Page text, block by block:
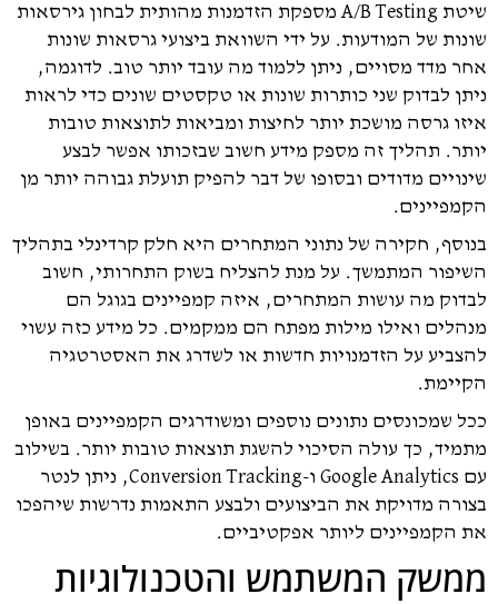
שיטת A/B Testing מספקת הזדמנות מהותית לבחון גירסאות
שונות של המודעות. על ידי השוואת ביצועי גרסאות שונות
אחר מדד מסויים, ניתן ללמוד מה עובד יותר טוב. לדוגמה,
ניתן לבדוק שני כותרות שונות או טקסטים שונים כדי לראות
איזו גרסה מושכת יותר לחיצות ומביאות לתוצאות טובות
יותר. תהליך זה מספק מידע חשוב שבזכותו אפשר לבצע
שינויים מדודים ובסופו של דבר להפיק תועלת גבוהה יותר מן
הקמפיינים.
בנוסף, חקירה של נתוני המתחרים היא חלק קרדינלי בתהליך
השיפור המתמשך. על מנת להצליח בשוק התחרותי, חשוב
לבדוק מה עושות המתחרים, איזה קמפיינים בגוגל הם
מנהלים ואילו מילות מפתח הם ממקמים. כל מידע כזה עשוי
להצביע על הזדמנויות חדשות או לשדרג את האסטרטגיה
הקיימת.
ככל שמכונסים נתונים נוספים ומשודרגים הקמפיינים באופן
מתמיד, כך עולה הסיכוי להשגת תוצאות טובות יותר. בשילוב
עם Google Analytics ו-Conversion Tracking, ניתן לנטר
בצורה מדויקת את הביצועים ולבצע התאמות נדרשות שיהפכו
את הקמפיינים ליותר אפקטיביים.
ממשק המשתמש והטכנולוגיות